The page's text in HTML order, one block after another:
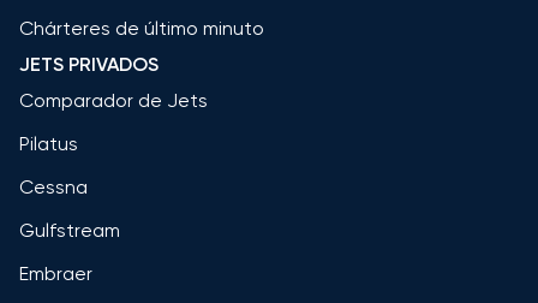
Chárteres de último minuto
JETS PRIVADOS
Comparador de Jets
Pilatus
Cessna
Gulfstream
Embraer